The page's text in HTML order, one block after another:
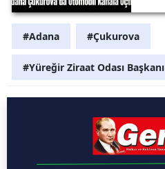
#Adana #Çukurova
#Yüreğir Ziraat Odası Başkanı